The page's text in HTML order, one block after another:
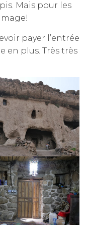
Mais pour les
payer l’entrée
en plus. Très très